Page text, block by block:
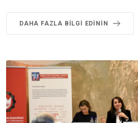
DAHA FAZLA BILGI EDININ